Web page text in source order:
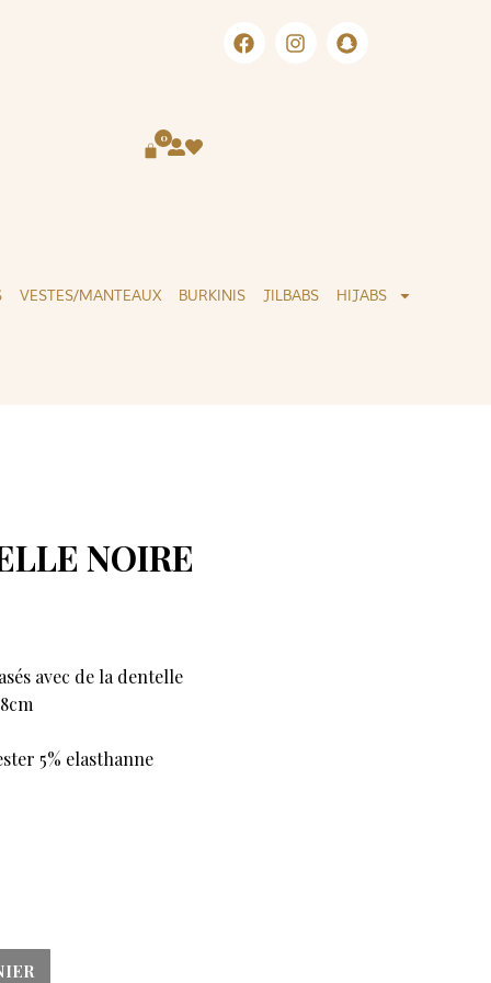
LIVRAISON INTERNATIONALE
0
VESTES/MANTEAUX BURKINIS JILBABS HIJABS
NOIRE
avec de la dentelle
5% elasthanne